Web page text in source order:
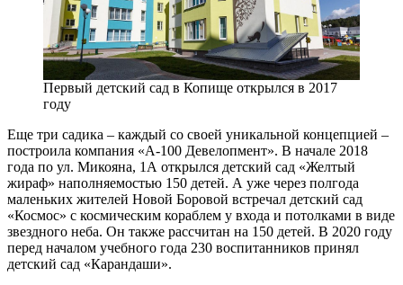
Первый детский сад в Копище открылся в 2017
году
Еще три садика – каждый со своей уникальной концепцией –
построила компания «А-100 Девелопмент». В начале 2018
года по ул. Микояна, 1А открылся детский сад «Желтый
жираф» наполняемостью 150 детей. А уже через полгода
маленьких жителей Новой Боровой встречал детский сад
«Космос» с космическим кораблем у входа и потолками в виде
звездного неба. Он также рассчитан на 150 детей. В 2020 году
перед началом учебного года 230 воспитанников принял
детский сад «Карандаши».